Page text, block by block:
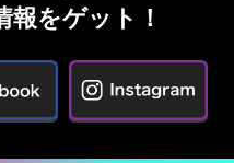
をゲット！